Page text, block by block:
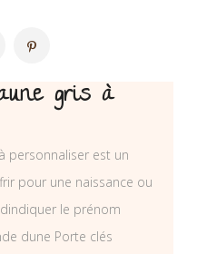
gris à
personnaliser est un
pour une naissance ou
le prénom
dune Porte clés